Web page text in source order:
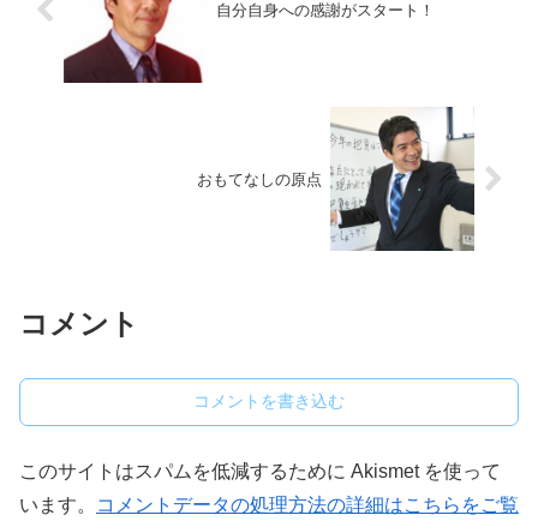
自分自身への感謝がスタート！
おもてなしの原点
コメント
コメントを書き込む
このサイトはスパムを低減するために Akismet を使って
います。
コメントデータの処理方法の詳細はこちらをご覧